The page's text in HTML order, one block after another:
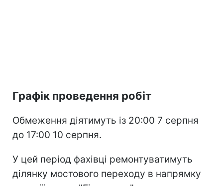
Графік проведення робіт
Обмеження діятимуть із 20:00 7 серпня
до 17:00 10 серпня.
У цей період фахівці ремонтуватимуть
ділянку мостового переходу в напрямку